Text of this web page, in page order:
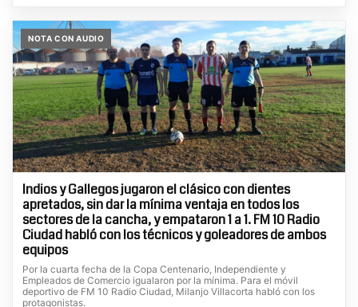
NOTA CON AUDIO
Indios y Gallegos jugaron el clásico con dientes
apretados, sin dar la mínima ventaja en todos los
sectores de la cancha, y empataron 1 a 1. FM 10 Radio
Ciudad habló con los técnicos y goleadores de ambos
equipos
Por la cuarta fecha de la Copa Centenario, Independiente y
Empleados de Comercio igualaron por la mínima. Para el móvil
deportivo de FM 10 Radio Ciudad, Milanjo Villacorta habló con los
protagonistas.